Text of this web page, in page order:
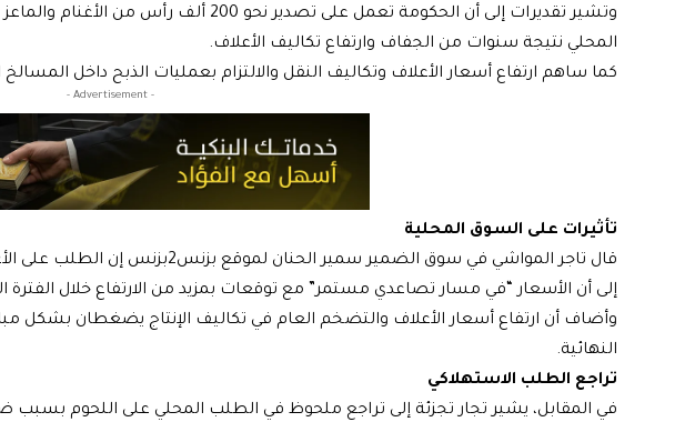
وتشير تقديرات إلى أن الحكومة تعمل على
المحلي نتيجة سنوات من الجفاف وارتفاع تكاليف الأعلاف.
كما ساهم ارتفاع أسعار الأعلاف وتكاليف النقل والالتزام بعمليات الذبح داخل
- Advertisement -
تأثيرات على السوق المحلية
قال تاجر المواشي في سوق الضمير سمير
إلى أن الأسعار “في مسار تصاعدي مستمر” مع توقعات بمزيد من الارتفاع خلال الفترة
وأضاف أن ارتفاع أسعار الأعلاف والتضخم العام في تكاليف الإنتاج يضغطان بشكل
النهائية.
تراجع الطلب الاستهلاكي
في المقابل، يشير تجار تجزئة إلى تراجع ملحوظ في الطلب المحلي على اللحوم بسبب